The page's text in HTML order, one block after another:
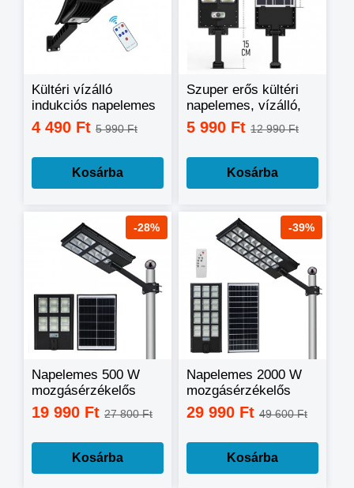
Kültéri vízálló
indukciós napelemes
LED fali lámpa
távirányítóval,
4 490 Ft 5 990 Ft
Kosárba
Szuper erős kültéri
napelemes, vízálló,
indukciós világítás,
mozgásérzékelős
5 990 Ft 12 990 Ft
Kosárba
-28%
Napelemes 500 W
mozgásérzékelős
kerti, utcai
szolárlámpa
19 990 Ft 27 800 Ft
Kosárba
-39%
Napelemes 2000 W
mozgásérzékelős
kerti, utcai
szolárlámpa
29 990 Ft 49 600 Ft
Kosárba